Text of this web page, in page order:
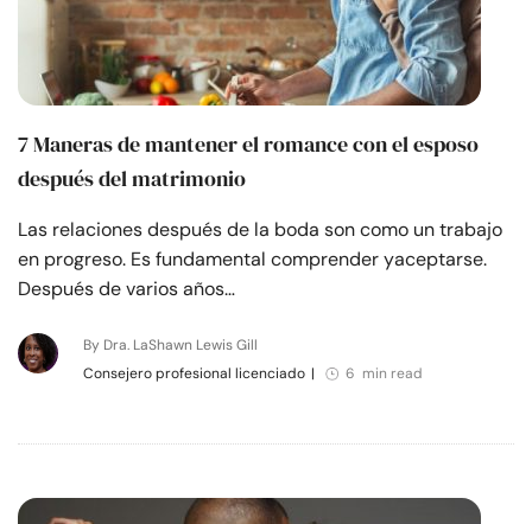
7 Maneras de mantener el romance con el esposo
después del matrimonio
Las relaciones después de la boda son como un trabajo
en progreso. Es fundamental comprender yaceptarse.
Después de varios años…
By Dra. LaShawn Lewis Gill
Consejero profesional licenciado | 6 min read